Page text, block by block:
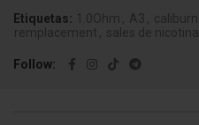
Etiquetas:
1.0Ohm , A3 , caliburn
remplacement , sales de nicotina
Follow